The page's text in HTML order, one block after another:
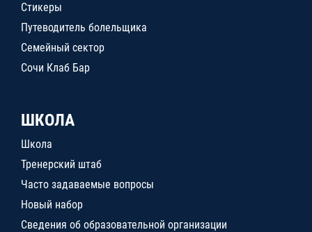
Стикеры
Путеводитель болельщика
Семейный сектор
Сочи Клаб Бар
ШКОЛА
Школа
Тренерский штаб
Часто задаваемые вопросы
Новый набор
Сведения об образовательной организации